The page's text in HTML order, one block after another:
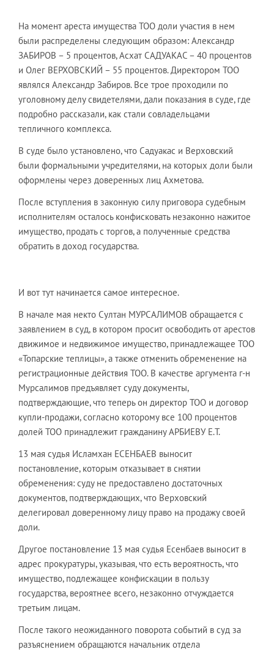
На момент ареста имущества ТОО доли участия в нем
были распределены следующим образом: Александр
ЗАБИРОВ – 5 процентов, Асхат САДУАКАС – 40 процентов
и Олег ВЕРХОВСКИЙ – 55 процентов. Директором ТОО
являлся Александр Забиров. Все трое проходили по
уголовному делу свидетелями, дали показания в суде, где
подробно рассказали, как стали совладельцами
тепличного комплекса.
В суде было установлено, что Садуакас и Верховский
были формальными учредителями, на которых доли были
оформлены через доверенных лиц Ахметова.
После вступления в законную силу приговора судебным
исполнителям осталось конфисковать незаконно нажитое
имущество, продать с торгов, а полученные средства
обратить в доход государства.
И вот тут начинается самое интересное.
В начале мая некто Султан МУРСАЛИМОВ обращается с
заявлением в суд, в котором просит освободить от арестов
движимое и недвижимое имущество, принадлежащее ТОО
«Топарские теплицы», а также отменить обременение на
регистрационные действия ТОО. В качестве аргумента г-н
Мурсалимов предъявляет суду документы,
подтверждающие, что теперь он директор ТОО и договор
купли-продажи, согласно которому все 100 процентов
долей ТОО принадлежит гражданину АРБИЕВУ Е.Т.
13 мая судья Исламхан ЕСЕНБАЕВ выносит
постановление, которым отказывает в снятии
обременения: суду не предоставлено достаточных
документов, подтверждающих, что Верховский
делегировал доверенному лицу право на продажу своей
доли.
Другое постановление 13 мая судья Есенбаев выносит в
адрес прокуратуры, указывая, что есть вероятность, что
имущество, подлежащее конфискации в пользу
государства, вероятнее всего, незаконно отчуждается
третьим лицам.
После такого неожиданного поворота событий в суд за
разъяснением обращаются начальник отдела